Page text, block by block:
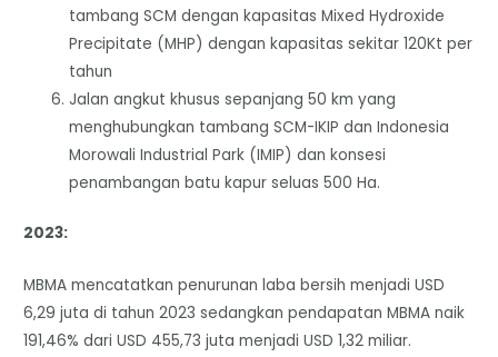
tambang SCM dengan kapasitas Mixed Hydroxide
Precipitate (MHP) dengan kapasitas sekitar 120Kt per
tahun
Jalan angkut khusus sepanjang 50 km yang
menghubungkan tambang SCM-IKIP dan Indonesia
Morowali Industrial Park (IMIP) dan konsesi
penambangan batu kapur seluas 500 Ha.
2023:
MBMA mencatatkan penurunan laba bersih menjadi USD
6,29 juta di tahun 2023 sedangkan pendapatan MBMA naik
191,46% dari USD 455,73 juta menjadi USD 1,32 miliar.